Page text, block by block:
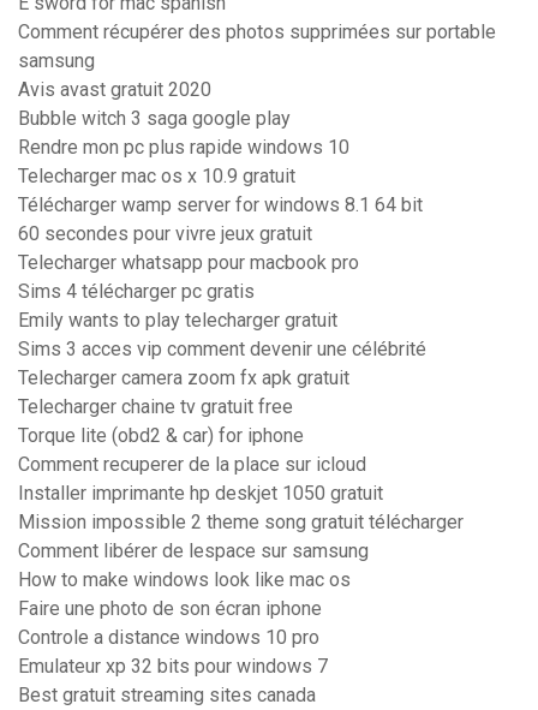
Comment récupérer des photos supprimées sur portable
samsung
Avis avast gratuit 2020
Bubble witch 3 saga google play
Rendre mon pc plus rapide windows 10
Telecharger mac os x 10.9 gratuit
Télécharger wamp server for windows 8.1 64 bit
60 secondes pour vivre jeux gratuit
Telecharger whatsapp pour macbook pro
Sims 4 télécharger pc gratis
Emily wants to play telecharger gratuit
Sims 3 acces vip comment devenir une célébrité
Telecharger camera zoom fx apk gratuit
Telecharger chaine tv gratuit free
Torque lite (obd2 & car) for iphone
Comment recuperer de la place sur icloud
Installer imprimante hp deskjet 1050 gratuit
Mission impossible 2 theme song gratuit télécharger
Comment libérer de lespace sur samsung
How to make windows look like mac os
Faire une photo de son écran iphone
Controle a distance windows 10 pro
Emulateur xp 32 bits pour windows 7
Best gratuit streaming sites canada